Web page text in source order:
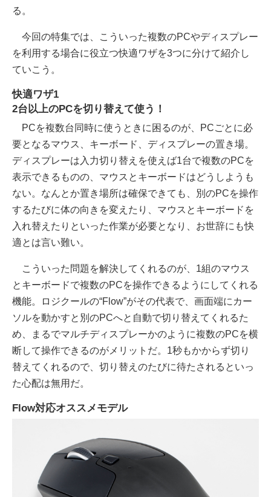
る。
今回の特集では、こういった複数のPCやディスプレー
を利用する場合に役立つ快適ワザを3つに分けて紹介し
ていこう。
快適ワザ1
2台以上のPCを切り替えて使う！
PCを複数台同時に使うときに困るのが、PCごとに必
要となるマウス、キーボード、ディスプレーの置き場。
ディスプレーは入力切り替えを使えば1台で複数のPCを
表示できるものの、マウスとキーボードはどうしようも
ない。なんとか置き場所は確保できても、別のPCを操作
するたびに体の向きを変えたり、マウスとキーボードを
入れ替えたりといった作業が必要となり、お世辞にも快
適とは言い難い。
こういった問題を解決してくれるのが、1組のマウス
とキーボードで複数のPCを操作できるようにしてくれる
機能。ロジクールの“Flow”がその代表で、画面端にカー
ソルを動かすと別のPCへと自動で切り替えてくれるた
め、まるでマルチディスプレーかのように複数のPCを横
断して操作できるのがメリットだ。1秒もかからず切り
替えてくれるので、切り替えのたびに待たされるといっ
た心配は無用だ。
Flow対応オススメモデル